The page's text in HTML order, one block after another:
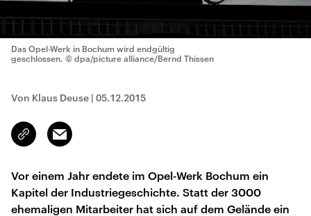
Das Opel-Werk in Bochum wird endgültig
geschlossen. © dpa/picture alliance/Bernd Thissen
Von Klaus Deuse | 05.12.2015
Link
kopieren/teilen
Email
Vor einem Jahr endete im Opel-Werk Bochum ein
Kapitel der Industriegeschichte. Statt der 3000
ehemaligen Mitarbeiter hat sich auf dem Gelände ein